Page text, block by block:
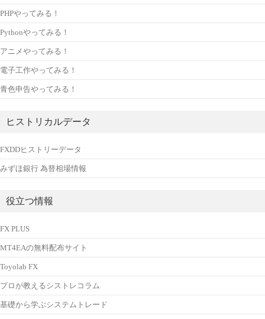
PHPやってみる！
Pythonやってみる！
アニメやってみる！
電子工作やってみる！
青色申告やってみる！
ヒストリカルデータ
FXDDヒストリーデータ
みずほ銀行 為替相場情報
役立つ情報
FX PLUS
MT4EAの無料配布サイト
Toyolab FX
プロが教えるシストレコラム
基礎から学ぶシステムトレード